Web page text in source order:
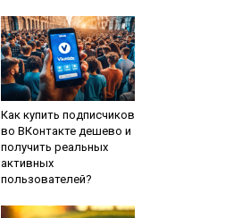
Как купить подписчиков
во ВКонтакте дешево и
получить реальных
активных
пользователей?